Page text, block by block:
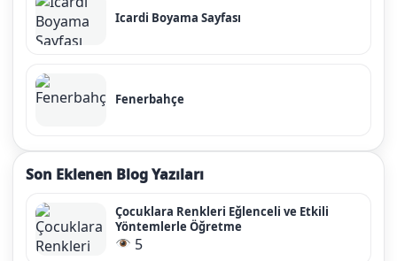
Icardi Boyama Sayfası
Fenerbahçe
Son Eklenen Blog Yazıları
Çocuklara Renkleri Eğlenceli ve Etkili
Yöntemlerle Öğretme
5